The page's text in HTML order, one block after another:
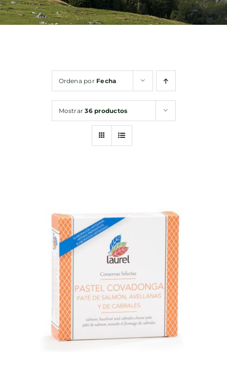
Bebidas
Ordena por Fecha
Mostrar36 productos
AÑADIR AL CARRITO
DETALLES